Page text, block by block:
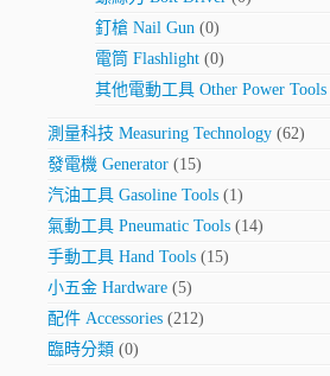
釘槍 Nail Gun (0)
電筒 Flashlight (0)
其他電動工具 Other Power Tools
測量科技 Measuring Technology (62)
發電機 Generator (15)
汽油工具 Gasoline Tools (1)
氣動工具 Pneumatic Tools (14)
手動工具 Hand Tools (15)
小五金 Hardware (5)
配件 Accessories (212)
臨時分類 (0)